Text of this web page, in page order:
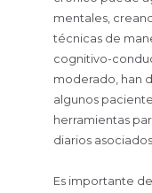
mentales,
técnicas de
cognitivo-
moderado, han
algunos
herramientas
diarios
Es importante